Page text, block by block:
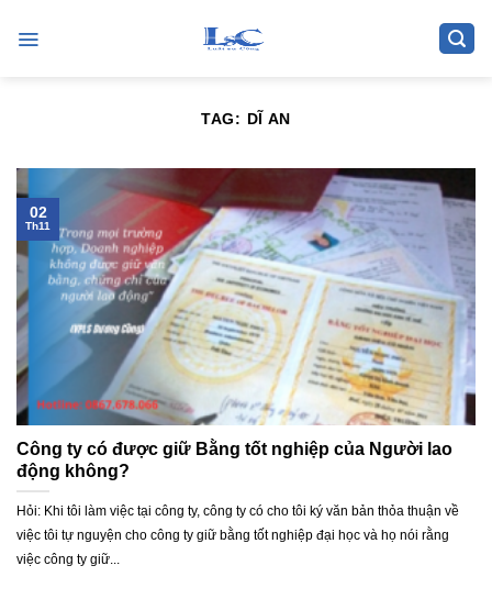
TAG: DĨ AN
Công ty có được giữ Bằng tốt nghiệp của Người lao
động không?
Hỏi: Khi tôi làm việc tại công ty, công ty có cho tôi ký văn bản thỏa thuận về
việc tôi tự nguyện cho công ty giữ bằng tốt nghiệp đại học và họ nói rằng
việc công ty giữ...
02
Th11